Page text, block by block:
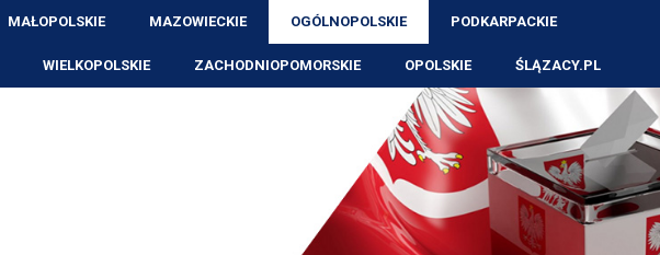
MAŁOPOLSKIE MAZOWIECKIE OGÓLNOPOLSKIE PODKARPACKIE
WIELKOPOLSKIE ZACHODNIOPOMORSKIE OPOLSKIE ŚLĄZACY.PL